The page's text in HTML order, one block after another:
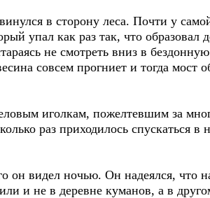
в сторону леса. Почти у
упал как раз так, что
не смотреть вниз в
совсем прогниет и тогда мост
иголкам, пожелтевшим за
раз приходилось спускаться
видел ночью. Он надеялся, что
и не в деревне куманов, а в